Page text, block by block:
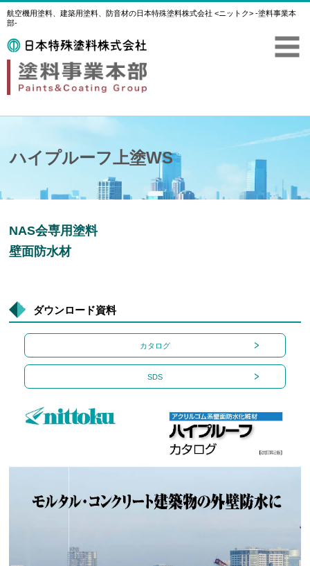
航空機用塗料、建築用塗料、防音材の日本特殊塗料株式会社 <ニットク> -塗料事業本
部-
ハイプルーフ上塗WS
NAS会専用塗料
壁面防水材
ダウンロード資料
カタログ
SDS